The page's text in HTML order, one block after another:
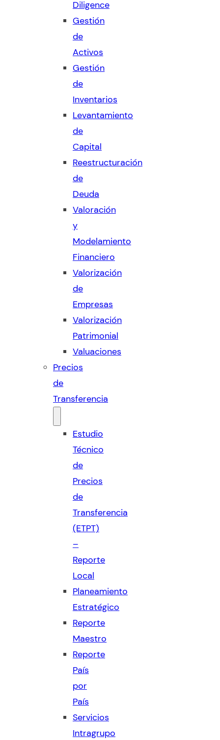
Diligence
Gestión
de
Activos
Gestión
de
Inventarios
Levantamiento
de
Capital
Reestructuración
de
Deuda
Valoración
y
Modelamiento
Financiero
Valorización
de
Empresas
Valorización
Patrimonial
Valuaciones
Precios
de
Transferencia
Estudio
Técnico
de
Precios
de
Transferencia
(ETPT)
–
Reporte
Local
Planeamiento
Estratégico
Reporte
Maestro
Reporte
País
por
País
Servicios
Intragrupo